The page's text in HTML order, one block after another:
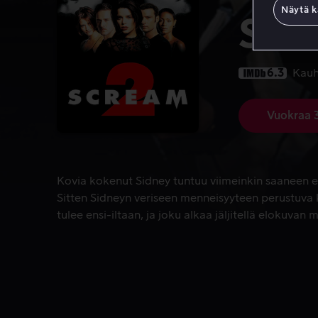
6.3
Vuokraa
Kovia kokenut Sidney tuntuu viimeinkin saaneen
Kovia kokenut Sidney tuntuu viimeinkin saaneen
Sitten Sidneyn veriseen menneisyyteen perustuva
tulee ensi-iltaan, ja joku alkaa jäljitellä elokuvan
Näytä